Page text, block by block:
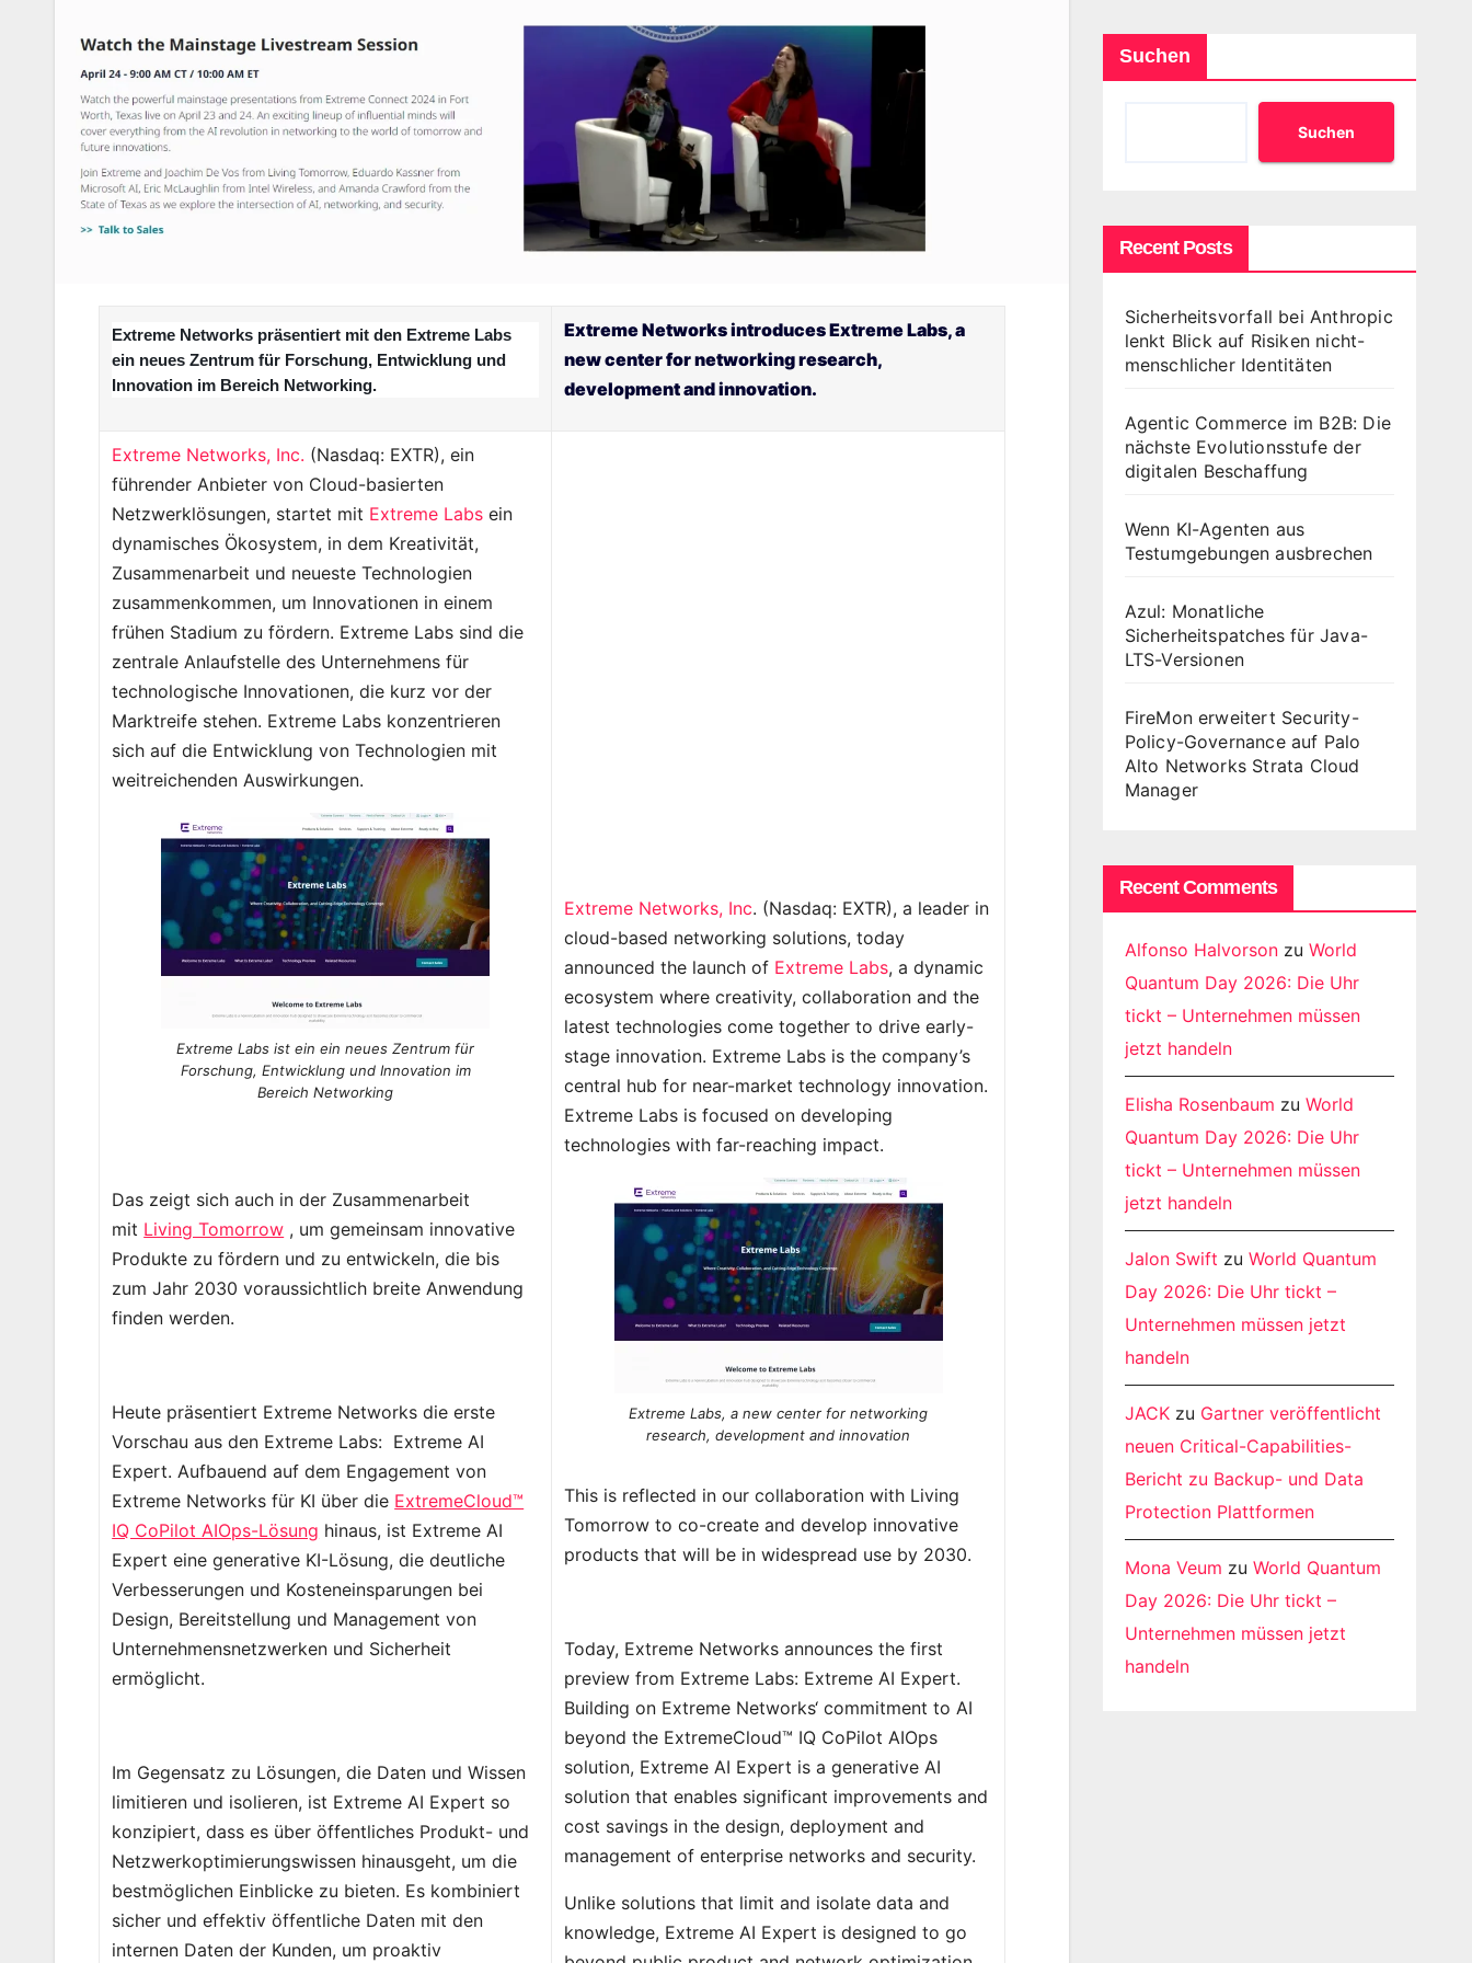
Extreme Networks präsentiert mit den Extreme Labs
ein neues Zentrum für Forschung, Entwicklung und
Innovation im Bereich Networking.
Extreme Networks introduces Extreme Labs, a
new center for networking research,
development and innovation.
Extreme Networks, Inc. (Nasdaq: EXTR), ein
führender Anbieter von Cloud-basierten
Netzwerklösungen, startet mit Extreme Labs ein
dynamisches Ökosystem, in dem Kreativität,
Zusammenarbeit und neueste Technologien
zusammenkommen, um Innovationen in einem
frühen Stadium zu fördern. Extreme Labs sind die
zentrale Anlaufstelle des Unternehmens für
technologische Innovationen, die kurz vor der
Marktreife stehen. Extreme Labs konzentrieren
sich auf die Entwicklung von Technologien mit
weitreichenden Auswirkungen.
Extreme Labs ist ein ein neues Zentrum für
Forschung, Entwicklung und Innovation im
Bereich Networking
Das zeigt sich auch in der Zusammenarbeit
mit Living Tomorrow , um gemeinsam innovative
Produkte zu fördern und zu entwickeln, die bis
zum Jahr 2030 voraussichtlich breite Anwendung
finden werden.
Heute präsentiert Extreme Networks die erste
Vorschau aus den Extreme Labs: Extreme AI
Expert. Aufbauend auf dem Engagement von
Extreme Networks für KI über die ExtremeCloud™
IQ CoPilot AIOps-Lösung hinaus, ist Extreme AI
Expert eine generative KI-Lösung, die deutliche
Verbesserungen und Kosteneinsparungen bei
Design, Bereitstellung und Management von
Unternehmensnetzwerken und Sicherheit
ermöglicht.
Im Gegensatz zu Lösungen, die Daten und Wissen
limitieren und isolieren, ist Extreme AI Expert so
konzipiert, dass es über öffentliches Produkt- und
Netzwerkoptimierungswissen hinausgeht, um die
bestmöglichen Einblicke zu bieten. Es kombiniert
sicher und effektiv öffentliche Daten mit den
internen Daten der Kunden, um proaktiv
Extreme Networks, Inc. (Nasdaq: EXTR), a leader in
cloud-based networking solutions, today
announced the launch of Extreme Labs, a dynamic
ecosystem where creativity, collaboration and the
latest technologies come together to drive early-
stage innovation. Extreme Labs is the company’s
central hub for near-market technology innovation.
Extreme Labs is focused on developing
technologies with far-reaching impact.
Extreme Labs, a new center for networking
research, development and innovation
This is reflected in our collaboration with Living
Tomorrow to co-create and develop innovative
products that will be in widespread use by 2030.
Today, Extreme Networks announces the first
preview from Extreme Labs: Extreme AI Expert.
Building on Extreme Networks‘ commitment to AI
beyond the ExtremeCloud™ IQ CoPilot AIOps
solution, Extreme AI Expert is a generative AI
solution that enables significant improvements and
cost savings in the design, deployment and
management of enterprise networks and security.
Unlike solutions that limit and isolate data and
knowledge, Extreme AI Expert is designed to go
Suchen
Suchen
Recent Posts
Sicherheitsvorfall bei Anthropic
lenkt Blick auf Risiken nicht-
menschlicher Identitäten
Agentic Commerce im B2B: Die
nächste Evolutionsstufe der
digitalen Beschaffung
Wenn KI-Agenten aus
Testumgebungen ausbrechen
Azul: Monatliche
Sicherheitspatches für Java-
LTS-Versionen
FireMon erweitert Security-
Policy-Governance auf Palo
Alto Networks Strata Cloud
Manager
Recent Comments
Alfonso Halvorsonzu World
Quantum Day 2026: Die Uhr
tickt – Unternehmen müssen
jetzt handeln
Elisha Rosenbaum zu World
Quantum Day 2026: Die Uhr
tickt – Unternehmen müssen
jetzt handeln
Jalon Swift zu World Quantum
Day 2026: Die Uhr tickt –
Unternehmen müssen jetzt
handeln
JACKzu Gartner veröffentlicht
neuen Critical-Capabilities-
Bericht zu Backup- und Data
Protection Plattformen
Mona Veum zu World Quantum
Day 2026: Die Uhr tickt –
Unternehmen müssen jetzt
handeln